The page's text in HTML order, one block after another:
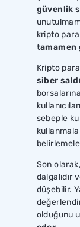
güvenlik
kripto
tamamen
Kripto
siber
sebeple
Son
dalgalıdır
düşebilir.
olduğunu